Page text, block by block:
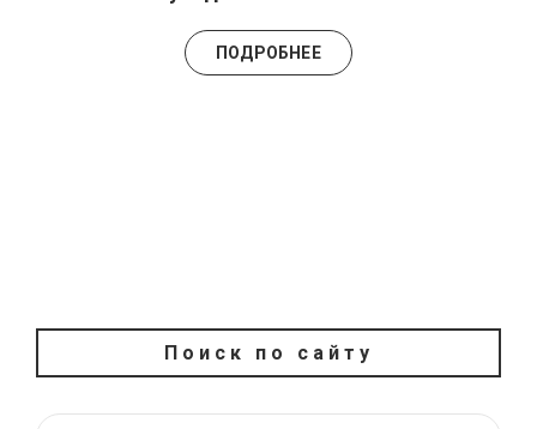
ПОДРОБНЕЕ
Поиск по сайту